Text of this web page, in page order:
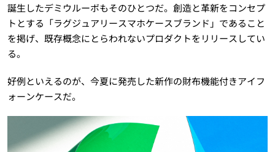
誕生したデミウルーボもそのひとつだ。創造と革新をコンセプ
トとする「ラグジュアリースマホケースブランド」であること
を掲げ、既存概念にとらわれないプロダクトをリリースしてい
る。
好例といえるのが、今夏に発売した新作の財布機能付きアイフ
ォーンケースだ。